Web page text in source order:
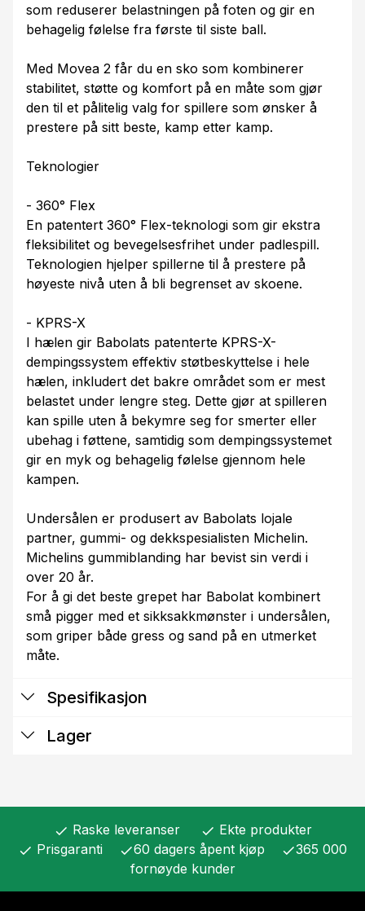
som reduserer belastningen på foten og gir en
behagelig følelse fra første til siste ball.
Med Movea 2 får du en sko som kombinerer
stabilitet, støtte og komfort på en måte som gjør
den til et pålitelig valg for spillere som ønsker å
prestere på sitt beste, kamp etter kamp.
Teknologier
- 360° Flex
En patentert 360° Flex-teknologi som gir ekstra
fleksibilitet og bevegelsesfrihet under padlespill.
Teknologien hjelper spillerne til å prestere på
høyeste nivå uten å bli begrenset av skoene.
- KPRS-X
I hælen gir Babolats patenterte KPRS-X-
dempingssystem effektiv støtbeskyttelse i hele
hælen, inkludert det bakre området som er mest
belastet under lengre steg. Dette gjør at spilleren
kan spille uten å bekymre seg for smerter eller
ubehag i føttene, samtidig som dempingssystemet
gir en myk og behagelig følelse gjennom hele
kampen.
Undersålen er produsert av Babolats lojale
partner, gummi- og dekkspesialisten Michelin.
Michelins gummiblanding har bevist sin verdi i
over 20 år.
For å gi det beste grepet har Babolat kombinert
små pigger med et sikksakkmønster i undersålen,
som griper både gress og sand på en utmerket
måte.
Spesifikasjon
Lager
check Raske leveranser check Ekte produkter
check Prisgaranti check60 dagers åpent kjøp check365 000
fornøyde kunder